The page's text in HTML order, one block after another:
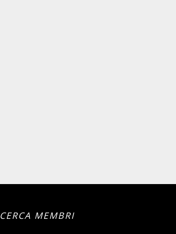
CERCA MEMBRI